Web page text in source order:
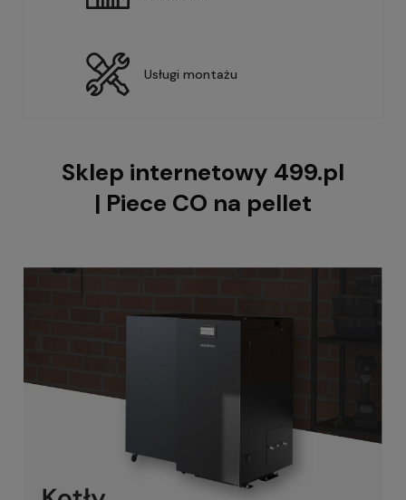
Usługi montażu
Sklep internetowy 499.pl
| Piece CO na pellet